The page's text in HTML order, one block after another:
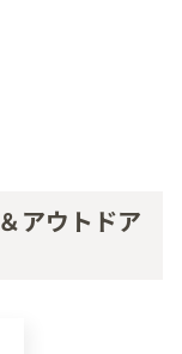
アウトドア